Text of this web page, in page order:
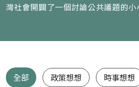
灣社會開闢了一個討論公共議題的小
想想1.0（舊站）
全部 政策想想 時事想想